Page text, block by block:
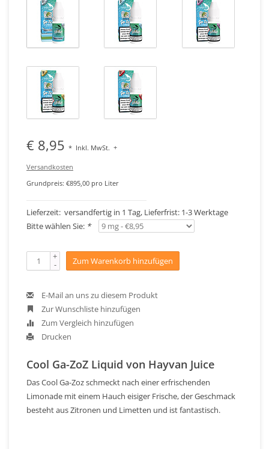
€ 8,95 * Inkl. MwSt. +
Versandkosten
Grundpreis: €895,00 pro Liter
Lieferzeit: versandfertig in 1 Tag, Lieferfrist: 1-3 Werktage
Bitte wählen Sie: *
+
- Zum Warenkorb hinzufügen
E-Mail an uns zu diesem Produkt
Zur Wunschliste hinzufügen
Zum Vergleich hinzufügen
Drucken
Cool Ga-ZoZ Liquid von Hayvan Juice
Das Cool Ga-Zoz schmeckt nach einer erfrischenden
Limonade mit einem Hauch eisiger Frische, der Geschmack
besteht aus Zitronen und Limetten und ist fantastisch.